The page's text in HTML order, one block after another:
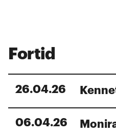
Fortid
26.04.26
skulpturer lavet af
06.04.26